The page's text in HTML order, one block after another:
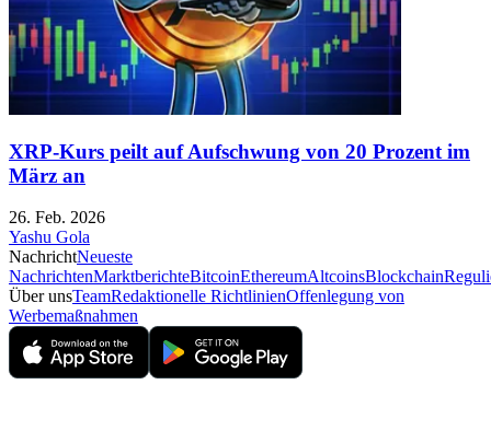
XRP-Kurs peilt auf Aufschwung von 20 Prozent im
März an
26. Feb. 2026
Yashu Gola
NachrichtNeueste
NachrichtenMarktberichteBitcoinEthereumAltcoinsBlockchain
Über unsTeamRedaktionelle RichtlinienOffenlegung von
Werbemaßnahmen